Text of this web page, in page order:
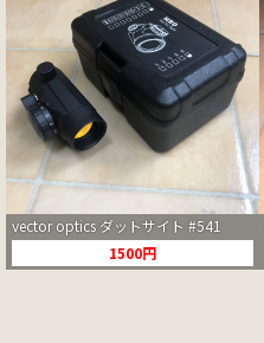
vector optics ダットサイト #541
1500円